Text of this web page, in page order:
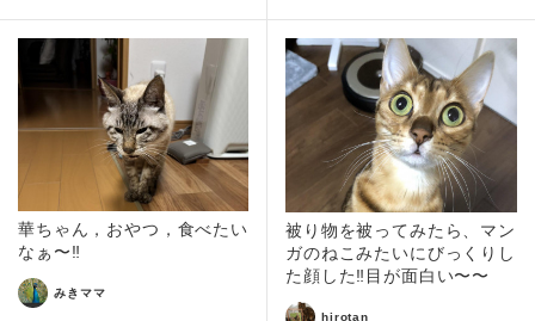
華ちゃん，おやつ，食べたい
なぁ〜‼️
みきママ
被り物を被ってみたら、マン
ガのねこみたいにびっくりし
た顔した‼️目が面白い〜〜
hirotan